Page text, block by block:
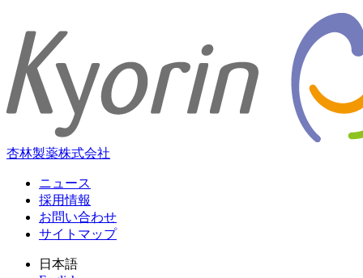
杏林製薬株式会社
ニュース
採用情報
お問い合わせ
サイトマップ
日本語